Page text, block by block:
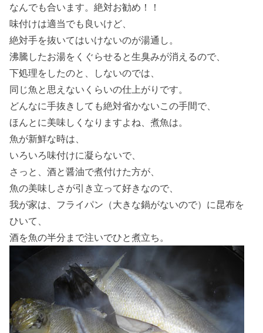
なんでも合います。絶対お勧め！！
味付けは適当でも良いけど、
絶対手を抜いてはいけないのが湯通し。
沸騰したお湯をくぐらせると生臭みが消えるので、
下処理をしたのと、しないのでは、
同じ魚と思えないくらいの仕上がりです。
どんなに手抜きしても絶対省かないこの手間で、
ほんとに美味しくなりますよね、煮魚は。
魚が新鮮な時は、
いろいろ味付けに凝らないで、
さっと、酒と醤油で煮付けた方が、
魚の美味しさが引き立って好きなので、
我が家は、フライパン（大きな鍋がないので）に昆布を
ひいて、
酒を魚の半分まで注いでひと煮立ち。